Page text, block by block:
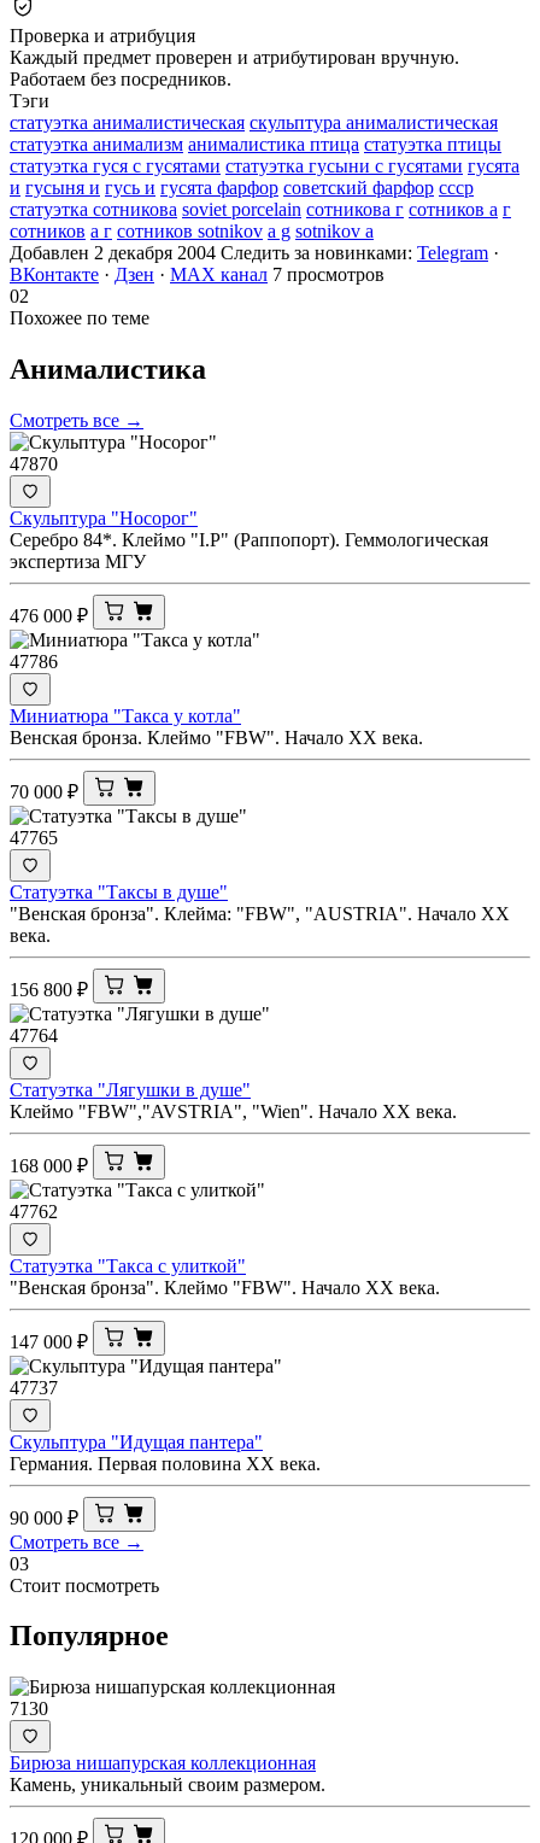
Проверка и атрибуция
Каждый предмет проверен и атрибутирован вручную.
Работаем без посредников.
Тэги
статуэтка анималистическая скульптура анималистическая
статуэтка анимализм анималистика птица статуэтка птицы
статуэтка гуся с гусятами статуэтка гусыни с гусятами гусята
и гусыня и гусь и гусята фарфор советский фарфор ссср
статуэтка сотникова soviet porcelain сотникова г сотников а г
сотников а г сотников sotnikov a g sotnikov a
Добавлен 2 декабря 2004 Следить за новинками: Telegram ·
ВКонтакте · Дзен · MAX канал 7 просмотров
02
Похожее по теме
Анималистика
Смотреть все →
47870
Скульптура "Носорог"
Серебро 84*. Клеймо "I.Р" (Раппопорт). Геммологическая
экспертиза МГУ
476 000 ₽
47786
Миниатюра "Такса у котла"
Венская бронза. Клеймо "FBW". Начало ХХ века.
70 000 ₽
47765
Статуэтка "Таксы в душе"
"Венская бронза". Клейма: "FBW", "AUSTRIA". Начало ХХ
века.
156 800 ₽
47764
Статуэтка "Лягушки в душе"
Клеймо "FBW","AVSTRIA", "Wien". Начало ХХ века.
168 000 ₽
47762
Статуэтка "Такса с улиткой"
"Венская бронза". Клеймо "FBW". Начало ХХ века.
147 000 ₽
47737
Скульптура "Идущая пантера"
Германия. Первая половина XX века.
90 000 ₽
Смотреть все →
03
Стоит посмотреть
Популярное
7130
Бирюза нишапурская коллекционная
Камень, уникальный своим размером.